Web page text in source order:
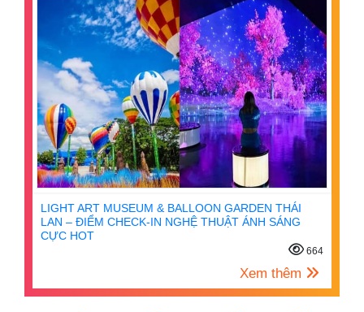
LIGHT ART MUSEUM & BALLOON GARDEN THÁI
LAN – ĐIỂM CHECK-IN NGHỆ THUẬT ÁNH SÁNG
CỰC HOT
664
Xem thêm